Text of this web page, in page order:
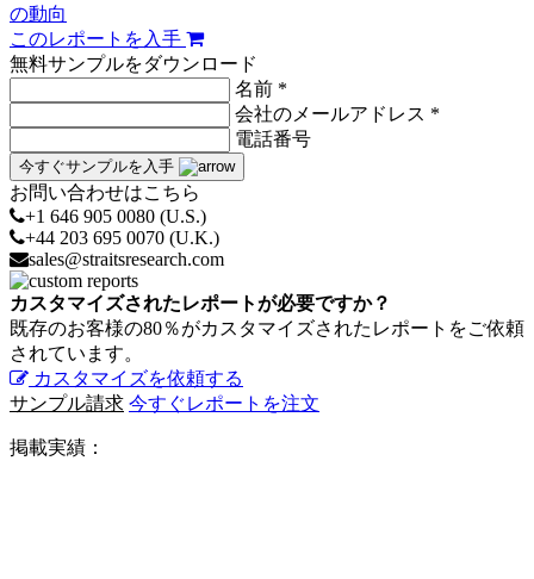
の動向
このレポートを入手
無料サンプルをダウンロード
名前 *
会社のメールアドレス *
電話番号
今すぐサンプルを入手
お問い合わせはこちら
+1 646 905 0080 (U.S.)
+44 203 695 0070 (U.K.)
sales@straitsresearch.com
カスタマイズされたレポートが必要ですか？
既存のお客様の80％がカスタマイズされたレポートをご依頼
されています。
カスタマイズを依頼する
サンプル請求 今すぐレポートを注文
掲載実績：